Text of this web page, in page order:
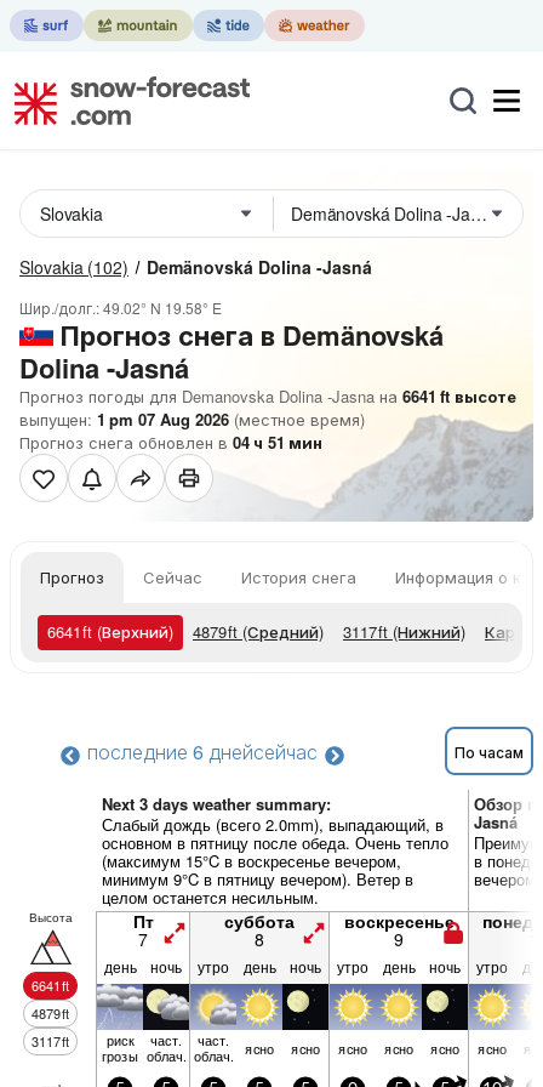
Slovakia (102) Demänovská Dolina -Jasná
Шир./долг.:49.02° N 19.58° E
Прогноз снега в Demänovská
Dolina -Jasná
Прогноз погоды для Demanovska Dolina -Jasna на 6641 ft высоте
выпущен: 1 pm 07 Aug 2026 (местное время)
Прогноз снега обновлен в 04 ч 51 мин
Прогноз Сейчас История снега Информация о
6641ft (Верхний) 4879ft (Средний) 3117ft (Нижний) Карты
последние 6 днейсейчас По часам
Next 3 days weather summary:
Слабый дождь (всего 2.0mm), выпадающий, в
основном в пятницу после обеда. Очень тепло
(максимум 15°C в воскресенье вечером,
минимум 9°C в пятницу вечером). Ветер в
целом останется несильным.
Обзор
Jasná
в
Высота
6641ft
4879ft
3117ft
Пт
7
суббота
8
воскресенье
9
день ночь утро день ночь утро день ночь утро
риск
грозы
част.
облач.
част.
облач. ясно ясно ясно ясно ясно ясно